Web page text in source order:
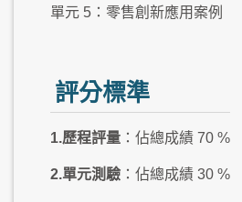
單元 5：零售創新應用案例
評分標準
1.歷程評量 ：佔總成績 70 %
2.單元測驗 ：佔總成績 30 %